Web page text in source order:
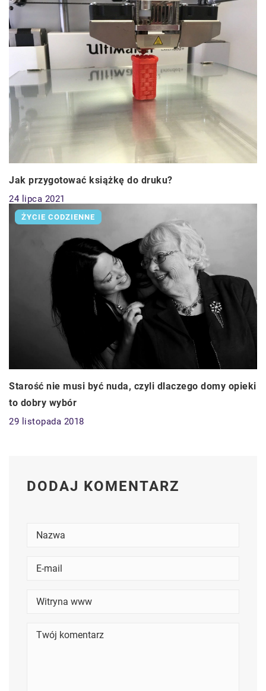
Jak przygotować książkę do druku?
24 lipca 2021
ŻYCIE CODZIENNE
Starość nie musi być nuda, czyli dlaczego domy opieki
to dobry wybór
29 listopada 2018
DODAJ KOMENTARZ